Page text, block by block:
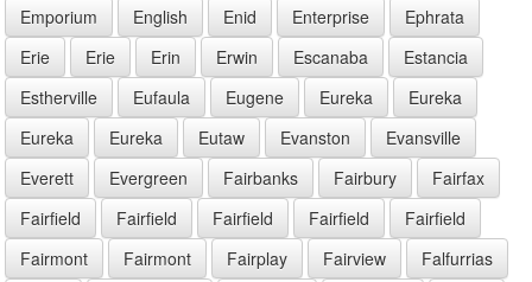
Emporium
English Enid Enterprise
Ephrata
Erie
Erie Erin Erwin Escanaba
Estancia
Estherville
Eufaula Eugene Eureka
Eureka
Eureka
Eureka Eutaw Evanston
Evansville
Everett
Evergreen Fairbanks Fairbury
Fairfax
Fairfield
Fairfield Fairfield Fairfield
Fairfield
Fairmont
Fairmont Fairplay Fairview Falfurrias